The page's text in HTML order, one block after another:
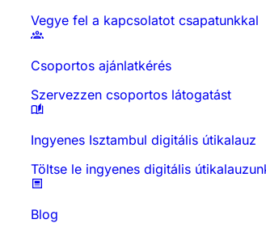
Vegye fel a kapcsolatot csapatunkkal
Csoportos ajánlatkérés
Szervezzen csoportos látogatást
Ingyenes Isztambul digitális útikalauz
Töltse le ingyenes digitális
Blog